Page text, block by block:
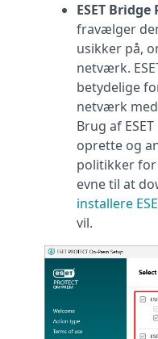
ESET Bridge
fravælger
usikker på,
netværk.
betydelige
netværk
Brug af
oprette og
politikker for
evne til at
installere
vil.